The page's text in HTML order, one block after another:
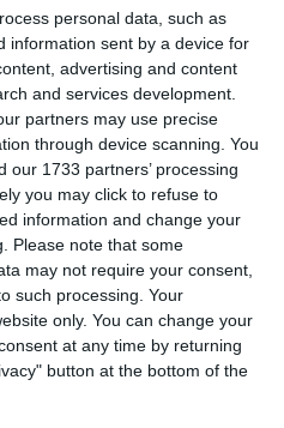
personal data, such as
information sent by a device for
advertising and content
and services development.
partners may use precise
through device scanning. You
our 1733 partners’ processing
you may click to refuse to
information and change your
Please note that some
may not require your consent,
such processing. Your
only. You can change your
at any time by returning
button at the bottom of the
cei doi inculpați trebuie să
Naționale Anticorupție -
asimilate infracțiunilor
drepturi și libertăți, la
sau la instanţa de
judiciar care a dispus
cauza cu privire la
poliţie desemnat cu
judiciar care a dispus
de supraveghere întocmit de